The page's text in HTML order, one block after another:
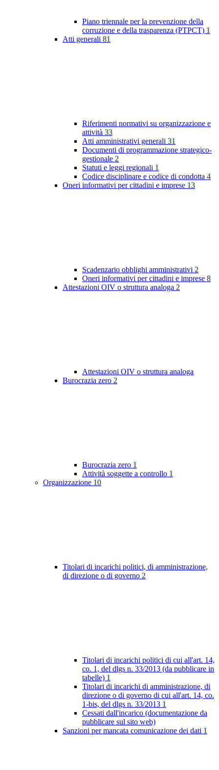
Piano triennale per la prevenzione della
corruzione e della trasparenza (PTPCT) 1
Atti generali 81
Riferimenti normativi su organizzazione e
attività 33
Atti amministrativi generali 31
Documenti di programmazione strategico-
gestionale 2
Statuti e leggi regionali 1
Codice disciplinare e codice di condotta 4
Oneri informativi per cittadini e imprese 13
Scadenzario obblighi amministrativi 2
Oneri informativi per cittadini e imprese 8
Attestazioni OIV o struttura analoga 2
Attestazioni OIV o struttura analoga
Burocrazia zero 2
Burocrazia zero 1
Attività soggette a controllo 1
Organizzazione 10
Titolari di incarichi politici, di amministrazione,
di direzione o di governo 2
Titolari di incarichi politici di cui all'art. 14,
co. 1, del dlgs n. 33/2013 (da pubblicare in
tabelle) 1
Titolari di incarichi di amministrazione, di
direzione o di governo di cui all'art. 14, co.
1-bis, del dlgs n. 33/2013 1
Cessati dall'incarico (documentazione da
pubblicare sul sito web)
Sanzioni per mancata comunicazione dei dati 1